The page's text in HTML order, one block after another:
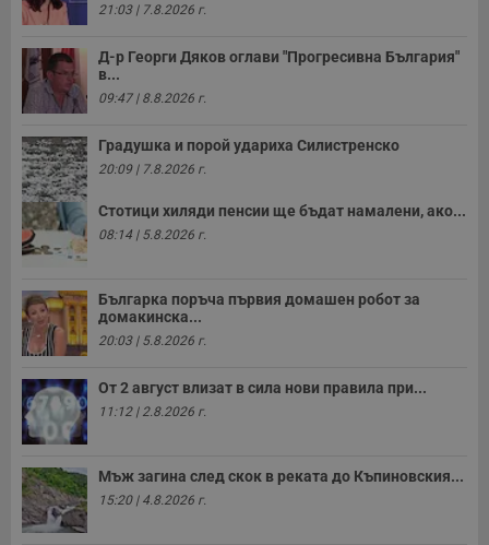
21:03 | 7.8.2026 г.
Д-р Георги Дяков оглави "Прогресивна България"
в...
09:47 | 8.8.2026 г.
Градушка и порой удариха Силистренско
20:09 | 7.8.2026 г.
Стотици хиляди пенсии ще бъдат намалени, ако...
08:14 | 5.8.2026 г.
Българка поръча първия домашен робот за
домакинска...
20:03 | 5.8.2026 г.
От 2 август влизат в сила нови правила при...
11:12 | 2.8.2026 г.
Мъж загина след скок в реката до Къпиновския...
15:20 | 4.8.2026 г.